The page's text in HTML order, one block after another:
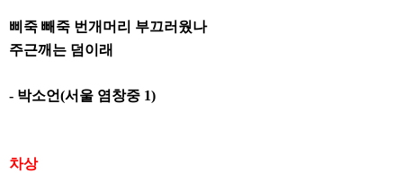
삐죽 빼죽 번개머리 부끄러웠나
주근깨는 덤이래
- 박소언(서울 염창중 1)
차상